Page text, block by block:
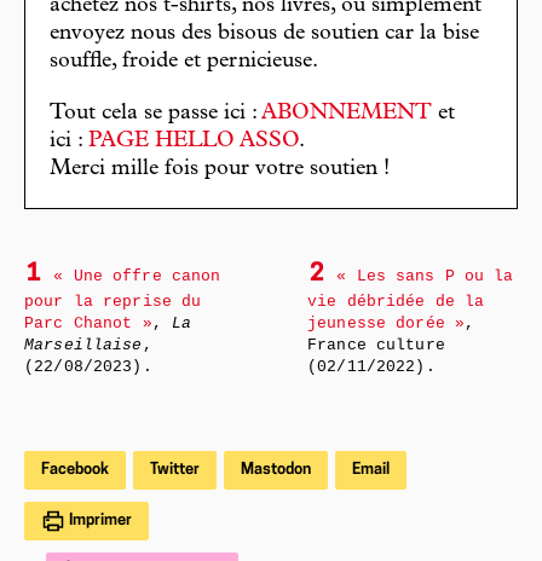
achetez nos t-shirts, nos livres, ou simplement
envoyez nous des bisous de soutien car la bise
souffle, froide et pernicieuse.
Tout cela se passe ici : ABONNEMENT et
ici : PAGE HELLO ASSO.
Merci mille fois pour votre soutien !
1
« Une offre canon
pour la reprise du
Parc Chanot » , La
Marseillaise ,
(22/08/2023).
2
« Les sans P ou la
vie débridée de la
jeunesse dorée » ,
France culture
(02/11/2022).
Facebook Twitter Mastodon Email
Imprimer